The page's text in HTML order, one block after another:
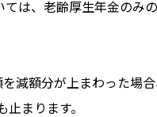
は、老齢厚生年金のみの
減額分が上まわった場
まります。